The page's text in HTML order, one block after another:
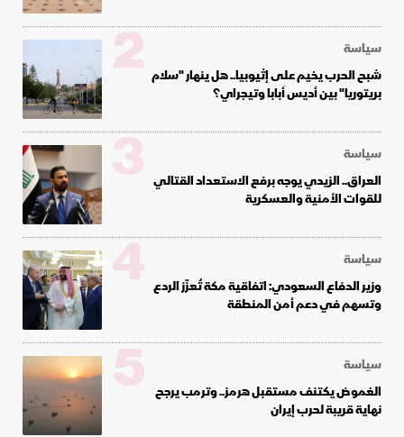
سياسة
شبح الحرب يخيم على إثيوبيا.. هل ينهار "سلام
بريتوريا" بين أديس أبابا وتيجراي؟
2
سياسة
العراق.. الزيدي يوجه برفع الاستعداد القتالي
للقوات الأمنية والعسكرية
3
سياسة
وزير الدفاع السعودي: اتفاقية مكة تُعزّز الردع
وتسهم في دعم أمن المنطقة
4
سياسة
الغموض يكتنف مستقبل هرمز.. وترمب يرجح
نهاية قريبة لحرب إيران
5